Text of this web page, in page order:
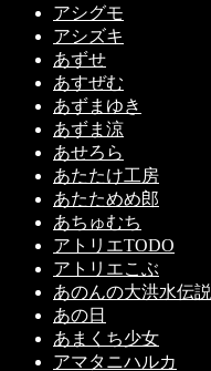
アシグモ
アシズキ
あずせ
あすぜむ
あずまゆき
あずま涼
あせろら
あたたけ工房
あたためめ郎
あちゅむち
アトリエTODO
アトリエこぶ
あのんの大洪水伝説
あの日
あまくち少女
アマタニハルカ